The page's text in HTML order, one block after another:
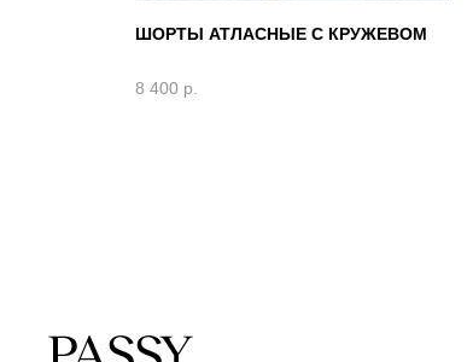
ШОРТЫ АТЛАСНЫЕ С КРУЖЕВОМ
8 400 р.